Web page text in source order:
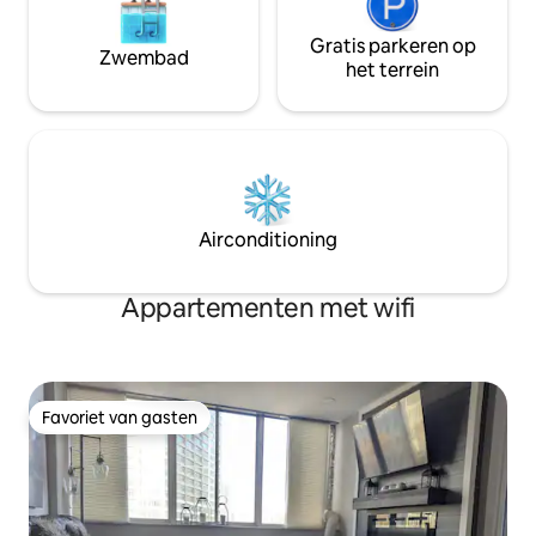
Zwembad
Gratis parkeren op
het terrein
Airconditioning
Appartementen met wifi
Favoriet van gasten
Favoriet van gasten